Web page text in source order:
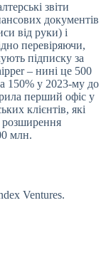
звіти
документів
від руки) і
перевіряючи,
підписку за
– нині це 500
150% у 2023-му до
перший офіс у
клієнтів, які
розширення
млн.
Ventures.